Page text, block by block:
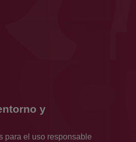
y
para el uso responsable